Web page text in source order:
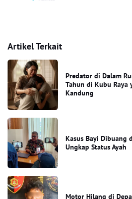
Artikel Terkait
Predator di Dalam
Tahun di Kubu Raya
Kandung
Kasus Bayi Dibuang
Ungkap Status Ayah
Motor Hilang di